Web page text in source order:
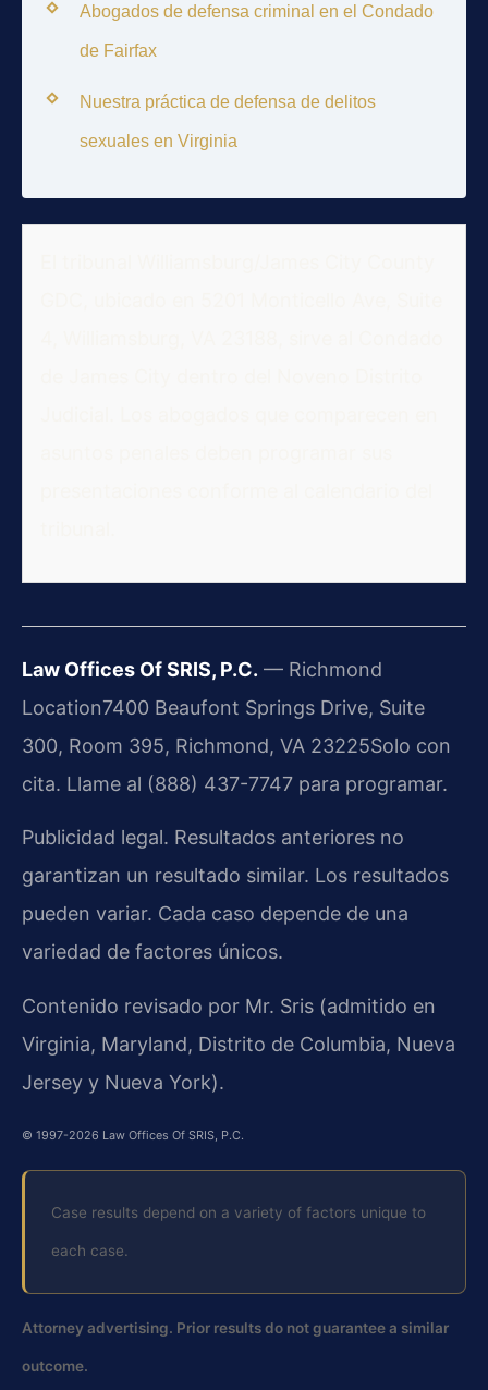
Abogados de defensa criminal en el Condado
de Fairfax
Nuestra práctica de defensa de delitos
sexuales en Virginia
Law Offices Of SRIS, P.C. — Richmond
Location7400 Beaufont Springs Drive, Suite
300, Room 395, Richmond, VA 23225Solo con
cita. Llame al (888) 437-7747 para programar.
Publicidad legal. Resultados anteriores no
garantizan un resultado similar. Los resultados
pueden variar. Cada caso depende de una
variedad de factores únicos.
Contenido revisado por Mr. Sris (admitido en
Virginia, Maryland, Distrito de Columbia, Nueva
Jersey y Nueva York).
© 1997-2026 Law Offices Of SRIS, P.C.
Case results depend on a variety of factors unique to
each case.
Attorney advertising. Prior results do not guarantee a similar
outcome.